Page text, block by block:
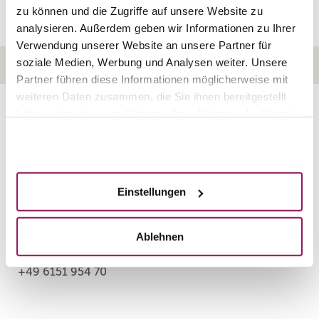
zu können und die Zugriffe auf unsere Website zu
analysieren. Außerdem geben wir Informationen zu Ihrer
Verwendung unserer Website an unsere Partner für
soziale Medien, Werbung und Analysen weiter. Unsere
Partner führen diese Informationen möglicherweise mit
weiteren Daten zusammen, die Sie ihnen bereitgestellt
Einstellungen
Ablehnen
HOME KONTAKT IMPRESSUM DATENSCHUTZ
64297 Darmstadt
info@rosenparkklinik.de
+49 6151 954 70